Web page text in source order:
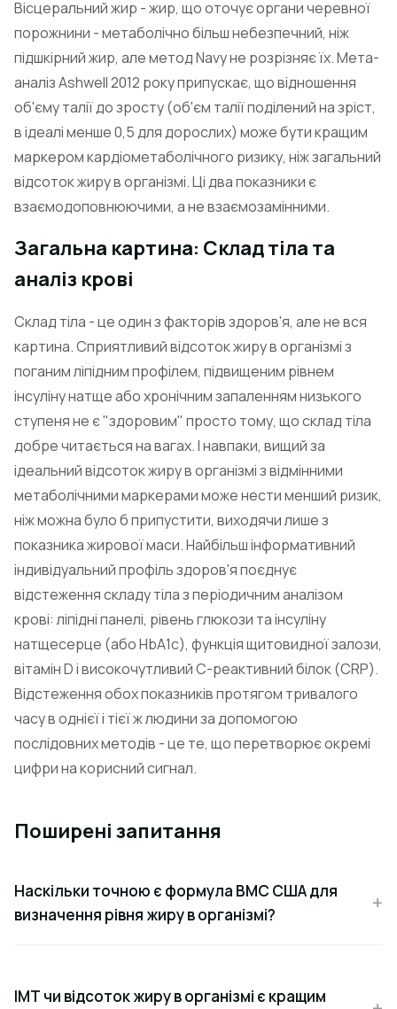
Вісцеральний жир - жир, що оточує органи черевної
порожнини - метаболічно більш небезпечний, ніж
підшкірний жир, але метод Navy не розрізняє їх. Мета-
аналіз Ashwell 2012 року припускає, що відношення
об'єму талії до зросту (об'єм талії поділений на зріст,
в ідеалі менше 0,5 для дорослих) може бути кращим
маркером кардіометаболічного ризику, ніж загальний
відсоток жиру в організмі. Ці два показники є
взаємодоповнюючими, а не взаємозамінними.
Загальна картина: Склад тіла та
аналіз крові
Склад тіла - це один з факторів здоров'я, але не вся
картина. Сприятливий відсоток жиру в організмі з
поганим ліпідним профілем, підвищеним рівнем
інсуліну натще або хронічним запаленням низького
ступеня не є "здоровим" просто тому, що склад тіла
добре читається на вагах. І навпаки, вищий за
ідеальний відсоток жиру в організмі з відмінними
метаболічними маркерами може нести менший ризик,
ніж можна було б припустити, виходячи лише з
показника жирової маси. Найбільш інформативний
індивідуальний профіль здоров'я поєднує
відстеження складу тіла з періодичним аналізом
крові: ліпідні панелі, рівень глюкози та інсуліну
натщесерце (або HbA1c), функція щитовидної залози,
вітамін D і високочутливий С-реактивний білок (CRP).
Відстеження обох показників протягом тривалого
часу в однієї і тієї ж людини за допомогою
послідовних методів - це те, що перетворює окремі
цифри на корисний сигнал.
Поширені запитання
Наскільки точною є формула ВМС США для
визначення рівня жиру в організмі?
ІМТ чи відсоток жиру в організмі є кращим